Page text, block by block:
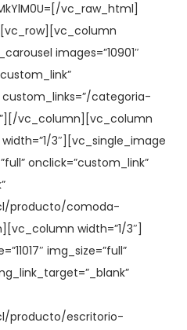
vc_raw_html]
images=”10901″
custom_links=”/categoria-
vc_column][vc_column
3″][vc_single_image
onclick=”custom_link”
producto/comoda-
width=”1/3″]
img_size=”full”
producto/escritorio-